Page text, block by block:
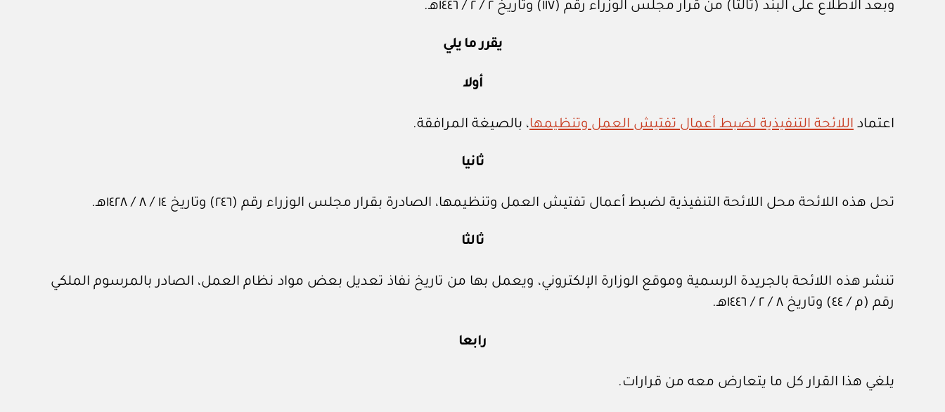
وبعد الاطلاع على البند (ثالثا) من قرار مجلس الوزراء رقم (١١٧) وتاريخ ٢ / ‏٢‏ / ١٤٤٦هـ.
يقرر ما يلي
أولا
اعتماد اللائحة التنفيذية لضبط أعمال تفتيش العمل وتنظيمها، بالصيغة المرافقة.
ثانيا
تحل هذه اللائحة محل اللائحة التنفيذية لضبط أعمال تفتيش العمل وتنظيمها، الصادرة بقرار مجلس الوزراء رقم (٢٤٦) وتاريخ ١٤ / ‏٨‏ / ١٤٢٨هـ.
ثالثا
تنشر هذه اللائحة بالجريدة الرسمية وموقع الوزارة الإلكتروني، ويعمل بها من تاريخ نفاذ تعديل بعض مواد نظام العمل، الصادر بالمرسوم الملكي
رقم (م / ٤٤) وتاريخ ٨ / ‏٢‏ / ١٤٤٦هـ.
رابعا
يلغي هذا القرار كل ما يتعارض معه من قرارات.